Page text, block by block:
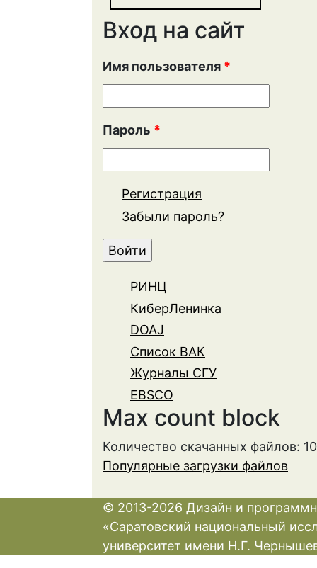
Вход на сайт
Имя пользователя *
Пароль *
Регистрация
Забыли пароль?
РИНЦ
КиберЛенинка
DOAJ
Список ВАК
Журналы СГУ
EBSCO
Max count block
Количество скачанных файлов:
Популярные загрузки файлов
© 2013-2026 Дизайн и
«Саратовский национальный
университет имени Н.Г.